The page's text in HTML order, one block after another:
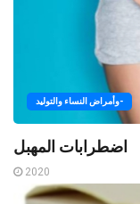
وأمراض النساء والتوليد-
اضطرابات المهبل
2020